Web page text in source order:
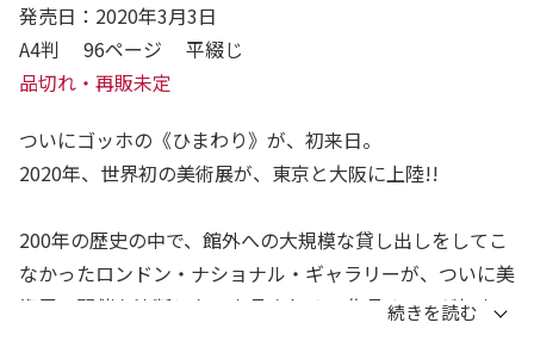
発売日：2020年3月3日
A4判 96ページ 平綴じ
品切れ・再販未定
ついにゴッホの《ひまわり》が、初来日。
2020年、世界初の美術展が、東京と大阪に上陸!!
200年の歴史の中で、館外への大規模な貸し出しをしてこ
なかったロンドン・ナショナル・ギャラリーが、ついに美
術展の開催を決断した。出品される61作品すべてが初来